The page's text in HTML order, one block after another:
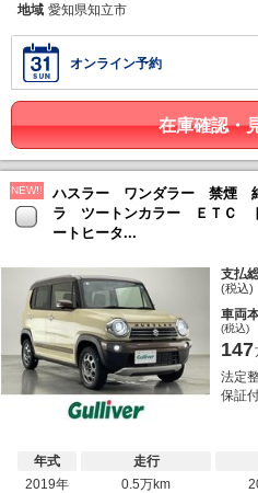
地域 愛知県知立市
オンライン予約
在庫確認・
NEW!!
ハスラー ワンダラー 禁煙
ラ ツートンカラー ＥＴＣ
ートヒータ...
支払
(税込)
車両
(税込)
147
法定
保証
年式
2019年
走行
0.5万km